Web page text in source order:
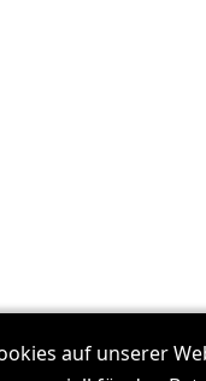
auf unserer